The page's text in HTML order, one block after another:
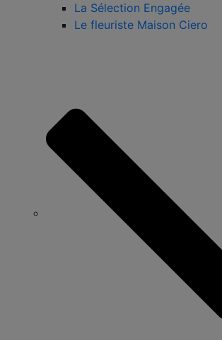
La Sélection Engagée
Le fleuriste Maison Ciero